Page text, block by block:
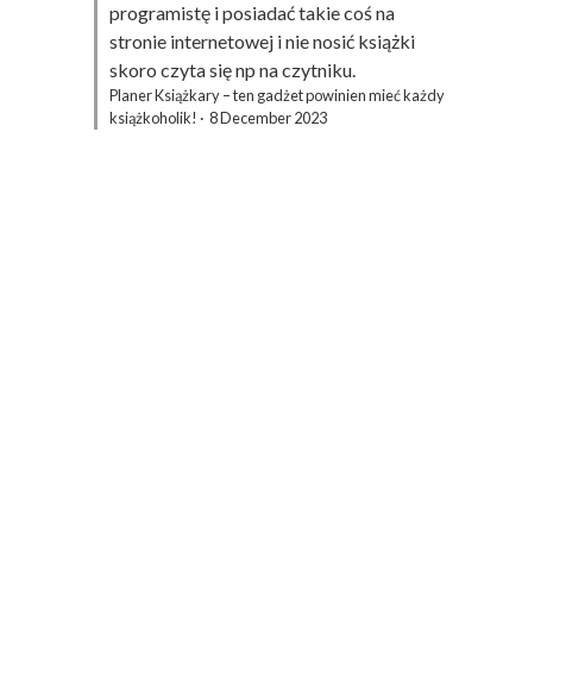
programistę i posiadać takie coś na
stronie internetowej i nie nosić książki
skoro czyta się np na czytniku.
Planer Książkary – ten gadżet powinien mieć każdy
książkoholik! · 8 December 2023